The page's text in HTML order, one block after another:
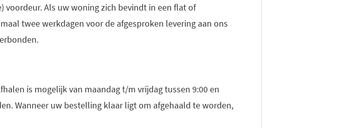
voordeur. Als uw woning zich bevindt in een flat of
twee werkdagen voor de afgesproken levering aan ons
is mogelijk van maandag t/m vrijdag tussen 9:00 en
Wanneer uw bestelling klaar ligt om afgehaald te worden,